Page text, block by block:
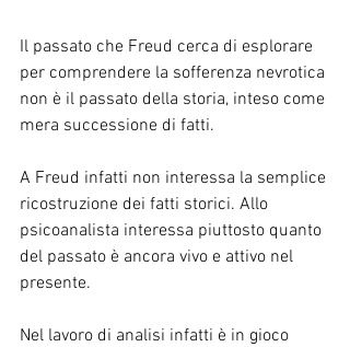
Il passato che Freud cerca di esplorare
per comprendere la sofferenza nevrotica
non è il passato della storia, inteso come
mera successione di fatti.
A Freud infatti non interessa la semplice
ricostruzione dei fatti storici. Allo
psicoanalista interessa piuttosto quanto
del passato è ancora vivo e attivo nel
presente.
Nel lavoro di analisi infatti è in gioco